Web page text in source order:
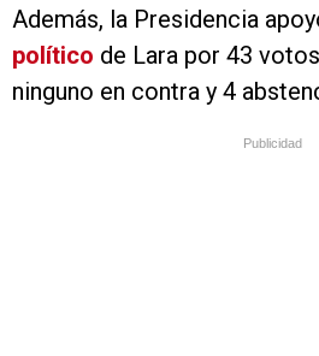
Además, la Presidencia
político de Lara por 43
ninguno en contra y 4
Publicidad